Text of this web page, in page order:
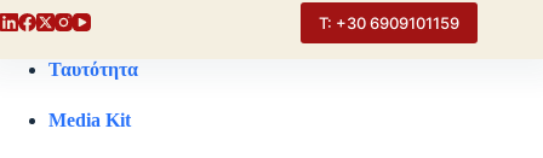
Τ: +30 6909101159
Ταυτότητα
Media Kit